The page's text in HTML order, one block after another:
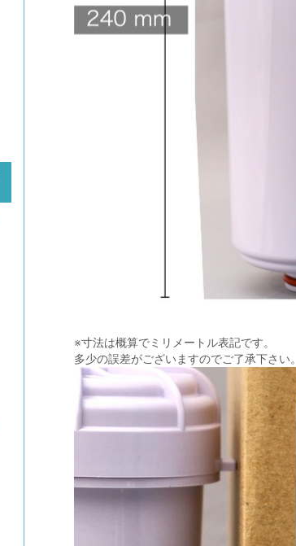
※寸法は概算でミリメートル表記です。
多少の誤差がございますのでご了承下さい。